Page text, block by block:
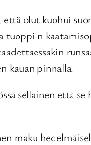
olut kuohui
tuoppiin
kauan pinnalla.
sellainen että
maku